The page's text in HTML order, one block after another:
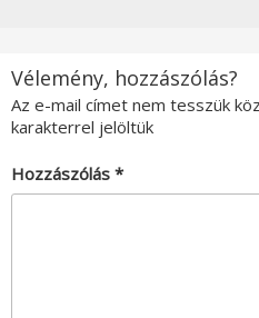
Vélemény, hozzászólás?
Az e-mail címet nem tesszük
karakterrel jelöltük
Hozzászólás *